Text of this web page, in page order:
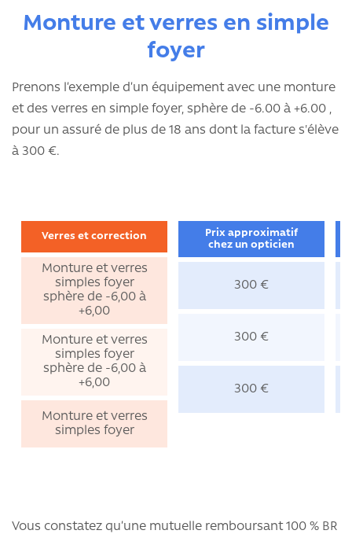
Monture et verres en simple
foyer
Prenons l’exemple d’un équipement avec une monture
et des verres en simple foyer, sphère de -6.00 à +6.00 ,
pour un assuré de plus de 18 ans dont la facture s'élève
à 300 €.
Verres et correction
Monture et verres
simples foyer
sphère de -6,00 à
+6,00
Monture et verres
simples foyer
sphère de -6,00 à
+6,00
Monture et verres
simples foyer
Prix approximatif
chez un opticien
300 €
300 €
300 €
Vous constatez qu’une mutuelle remboursant 100 % BR